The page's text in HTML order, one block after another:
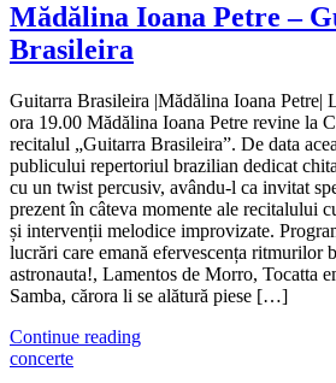
Mădălina Ioana Petre –
Brasileira
Guitarra Brasileira |Mădălina Ioana Petre|
ora 19.00 Mădălina Ioana Petre revine la
recitalul „Guitarra Brasileira”. De data
publicului repertoriul brazilian dedicat
cu un twist percusiv, avându-l ca invitat
prezent în câteva momente ale recitalului
și intervenții melodice improvizate.
lucrări care emană efervescența ritmurilor
astronauta!, Lamentos de Morro, Tocatta
Samba, cărora li se alătură piese […]
Continue reading
concerte